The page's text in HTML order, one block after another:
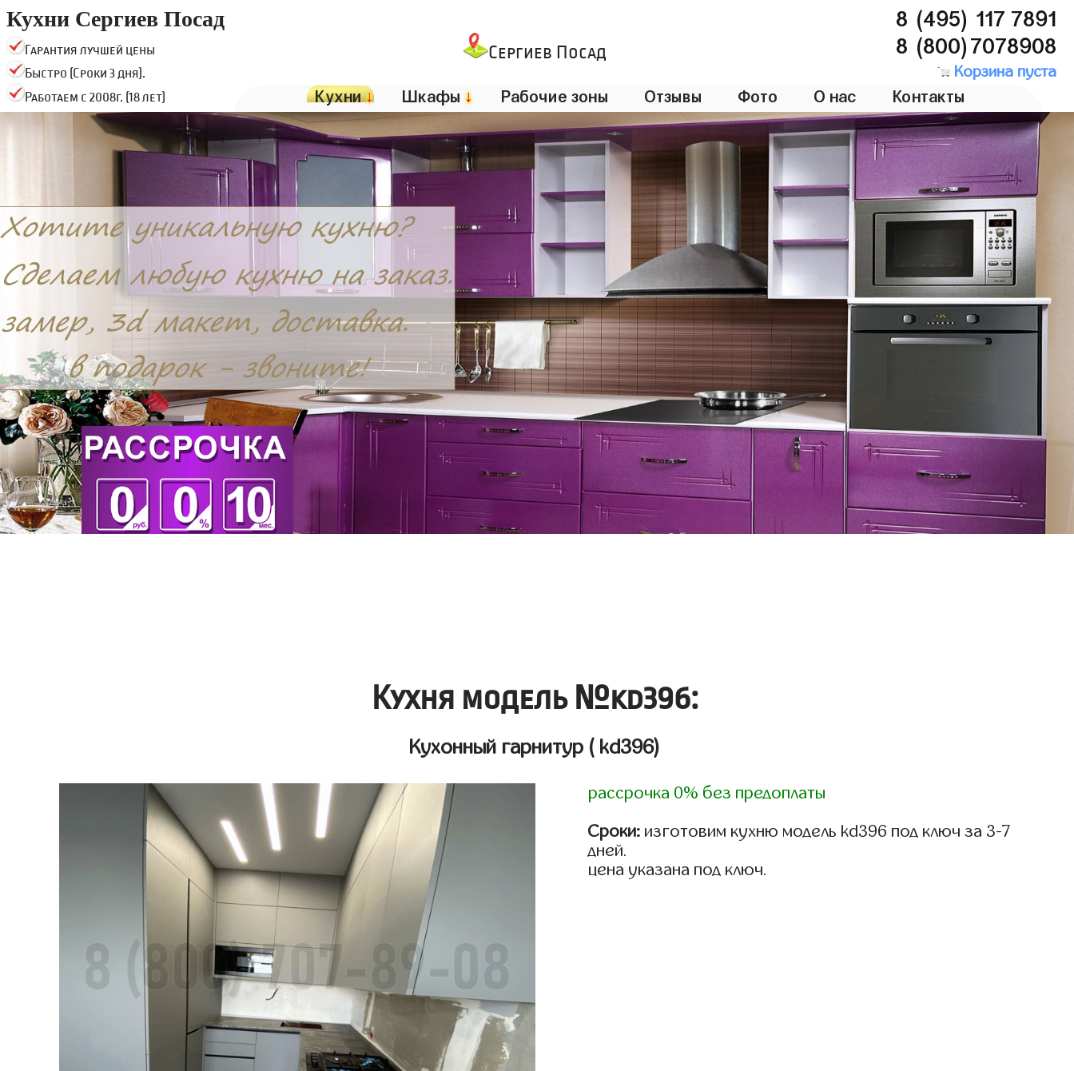
Кухни Сергиев Посад
Гарантия лучшей цены
Быстро (Сроки 3 дня).
Работаем с 2008г. (18 лет)
Сергиев Посад
8 (495) 117 7891
8 (800)7078908
Корзина пуста
Кухни↓ Шкафы↓ Рабочие зоны Отзывы Фото О нас Контакты
Кухня модель №kd396:
Кухонный гарнитур ( kd396)
рассрочка 0% без предоплаты
Сроки: изготовим кухню модель kd396 под ключ за 3-7
дней.
цена указана под ключ.